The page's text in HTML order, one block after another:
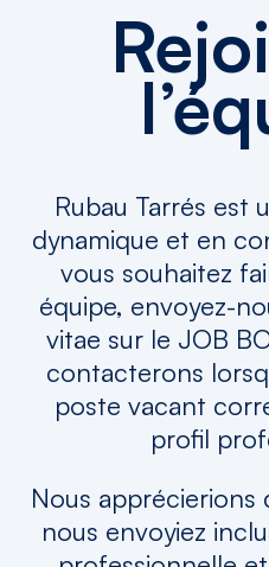
Rubau Tarrés est
dynamique et en
vous souhaitez
équipe, envoyez-
vitae sur le JOB
contacterons
poste vacant
profil
Nous apprécierions
nous envoyiez